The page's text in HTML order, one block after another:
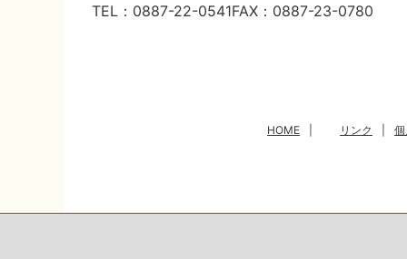
TEL：0887-22-0541FAX：0887-23-0780
HOME リンク